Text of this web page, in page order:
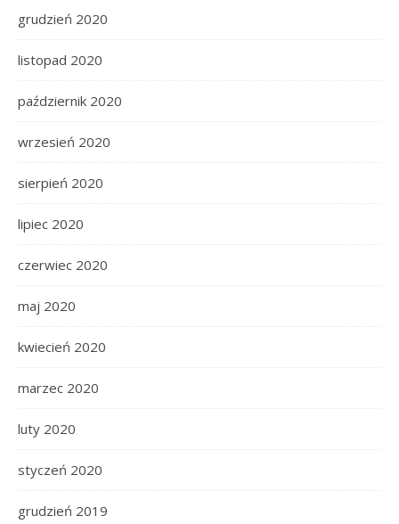
grudzień 2020
listopad 2020
październik 2020
wrzesień 2020
sierpień 2020
lipiec 2020
czerwiec 2020
maj 2020
kwiecień 2020
marzec 2020
luty 2020
styczeń 2020
grudzień 2019